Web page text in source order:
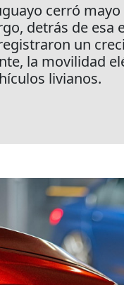
cerró
detrás de
un
la movilidad
livianos.